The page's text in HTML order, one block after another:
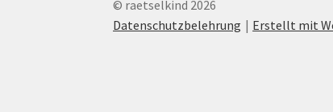
© raetselkind 2026
Datenschutzbelehrung
Erstellt mit